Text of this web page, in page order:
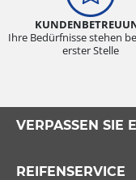
Ihre Bedürfnisse stehen
erster Stelle
VERPASSEN SIE
REIFENSERVICE